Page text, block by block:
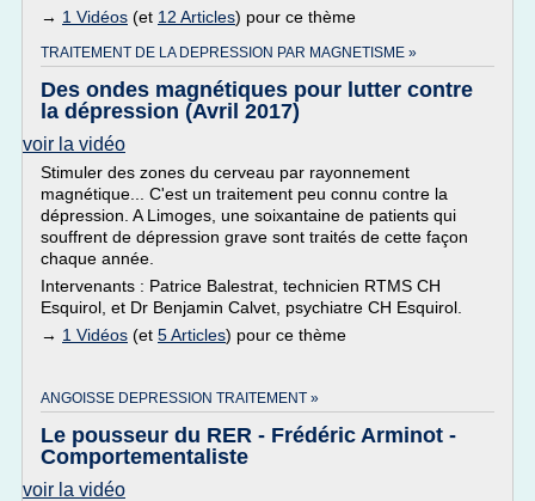
→ 1 Vidéos (et 12 Articles) pour ce thème
TRAITEMENT DE LA DEPRESSION PAR MAGNETISME »
Des ondes magnétiques pour lutter contre
la dépression (Avril 2017)
voir la vidéo
Stimuler des zones du cerveau par rayonnement
magnétique... C'est un traitement peu connu contre la
dépression. A Limoges, une soixantaine de patients qui
souffrent de dépression grave sont traités de cette façon
chaque année.
Intervenants : Patrice Balestrat, technicien RTMS CH
Esquirol, et Dr Benjamin Calvet, psychiatre CH Esquirol.
→ 1 Vidéos (et 5 Articles) pour ce thème
ANGOISSE DEPRESSION TRAITEMENT »
Le pousseur du RER - Frédéric Arminot -
Comportementaliste
voir la vidéo